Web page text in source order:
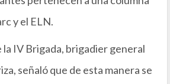
y el ELN.
la IV Brigada, brigadier general
señaló que de esta manera se